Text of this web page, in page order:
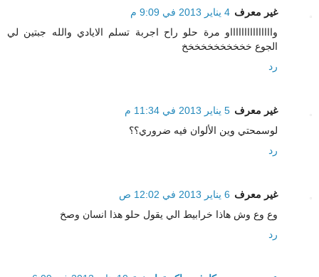
غير معرف 4 يناير 2013 في 9:09 م
واااااااااااااااو مرة حلو راح اجربة تسلم الايادي والله جبتين لي
الجوع خخخخخخخخخخخ
رد
غير معرف 5 يناير 2013 في 11:34 م
لوسمحتي وين الألوان فيه ضروري؟؟
رد
غير معرف 6 يناير 2013 في 12:02 ص
وع وع وش هاذا خرابيط الي يقول حلو هذا انسان وصخ
رد